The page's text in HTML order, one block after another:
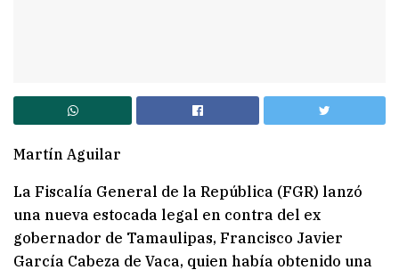
Martín Aguilar
La Fiscalía General de la República (FGR) lanzó
una nueva estocada legal en contra del ex
gobernador de Tamaulipas, Francisco Javier
García Cabeza de Vaca, quien había obtenido una